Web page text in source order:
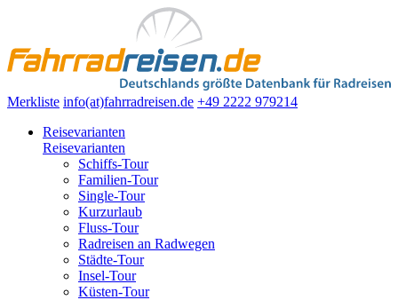
Merkliste info(at)fahrradreisen.de +49 2222 979214
Reisevarianten
Reisevarianten
Schiffs-Tour
Familien-Tour
Single-Tour
Kurzurlaub
Fluss-Tour
Radreisen an Radwegen
Städte-Tour
Insel-Tour
Küsten-Tour